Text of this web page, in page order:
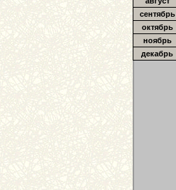
сентябрь
октябрь
ноябрь
декабрь